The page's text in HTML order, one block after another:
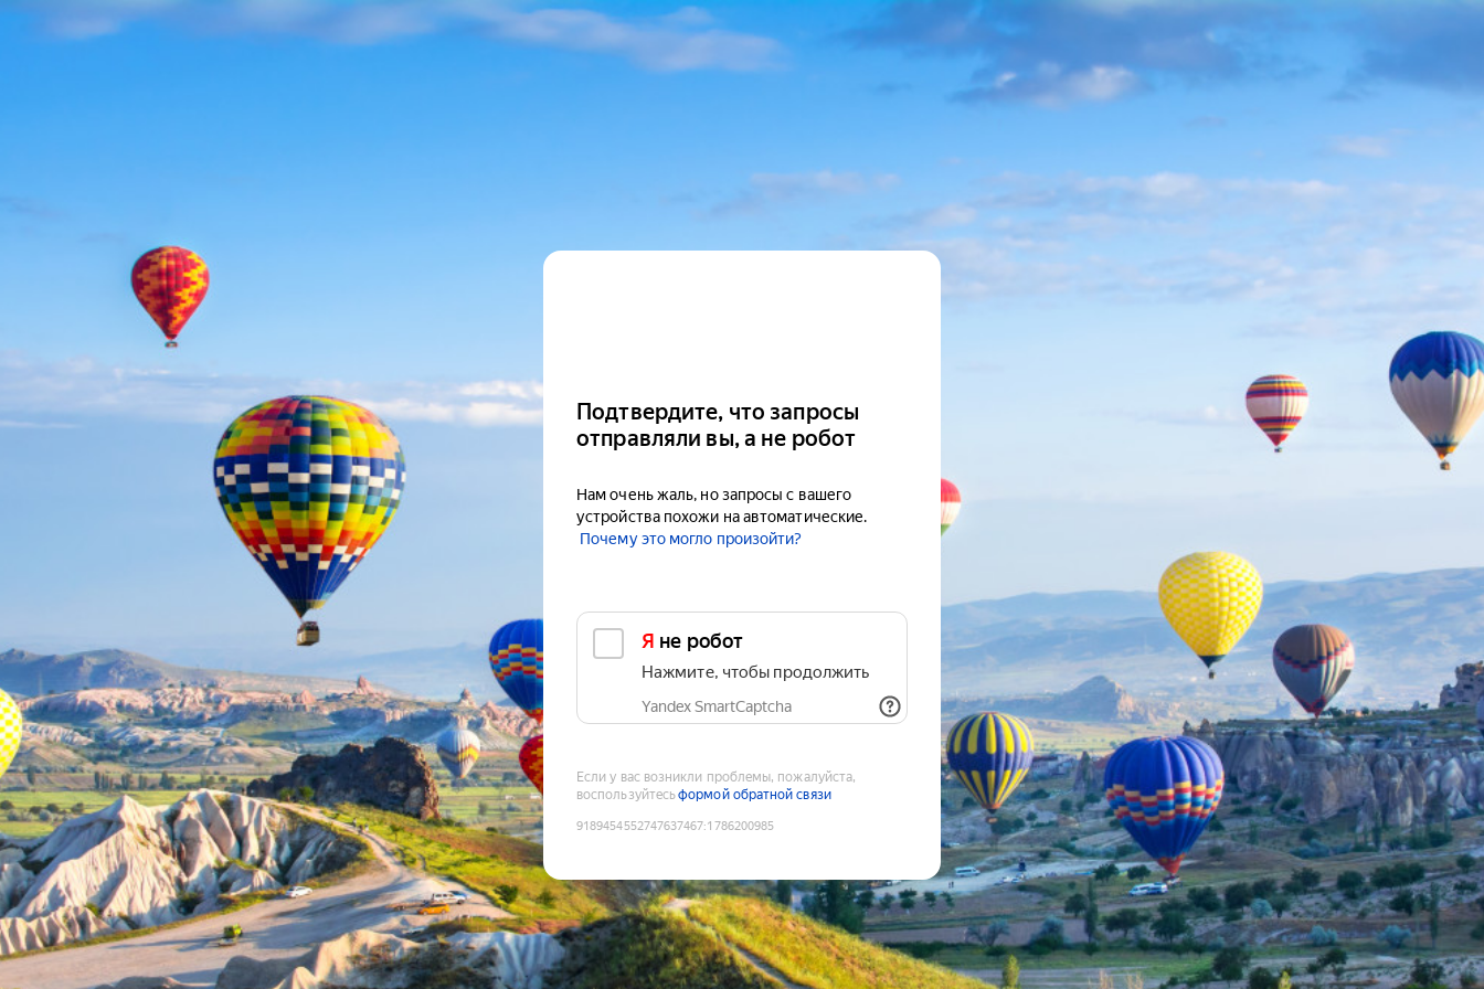
Подтвердите, что запросы
отправляли вы, а не робот
Нам очень жаль, но запросы с вашего
устройства похожи на автоматические.
Почему это могло произойти?
Я не робот
Нажмите, чтобы продолжить
Yandex SmartCaptcha
Если у вас возникли проблемы, пожалуйста,
воспользуйтесьформой обратной связи
9189454552747637467:1786200985